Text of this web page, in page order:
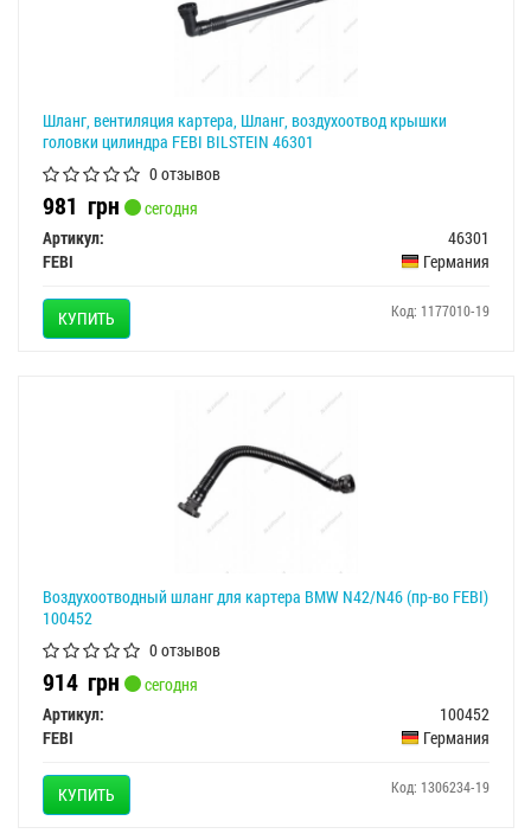
Шланг, вентиляция картера, Шланг, воздухоотвод крышки
головки цилиндра FEBI BILSTEIN 46301
0 отзывов
981 грн
сегодня
Артикул:
46301
FEBI
Германия
КУПИТЬ Код: 1177010-19
Воздухоотводный шланг для картера BMW N42/N46 (пр-во FEBI)
100452
0 отзывов
914 грн
сегодня
Артикул:
100452
FEBI
Германия
КУПИТЬ Код: 1306234-19